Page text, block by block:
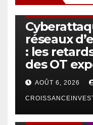
réseaux
: les
des OT
AOÛT 6, 2026